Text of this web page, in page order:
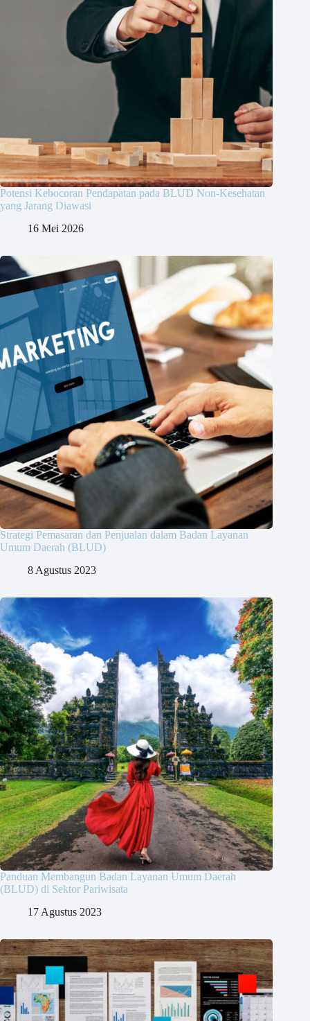
Potensi Kebocoran Pendapatan pada BLUD Non-Kesehatan
yang Jarang Diawasi
16 Mei 2026
Strategi Pemasaran dan Penjualan dalam Badan Layanan
Umum Daerah (BLUD)
8 Agustus 2023
Panduan Membangun Badan Layanan Umum Daerah
(BLUD) di Sektor Pariwisata
17 Agustus 2023